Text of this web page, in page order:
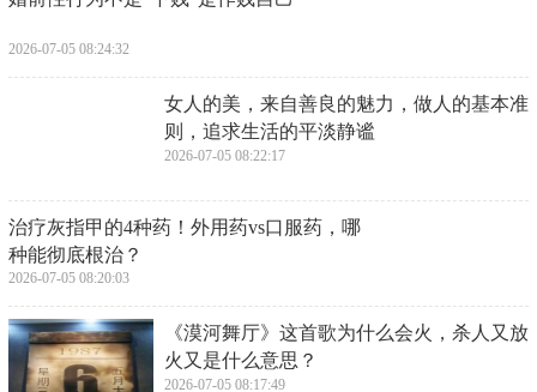
流”布局的2种手法
2026-07-05 08:35:43
的人，也怕选错发型
2026-07-05 08:33:29
​元宵节为什么不放假？背后的原因你可能没
想到
2026-07-05 08:31:14